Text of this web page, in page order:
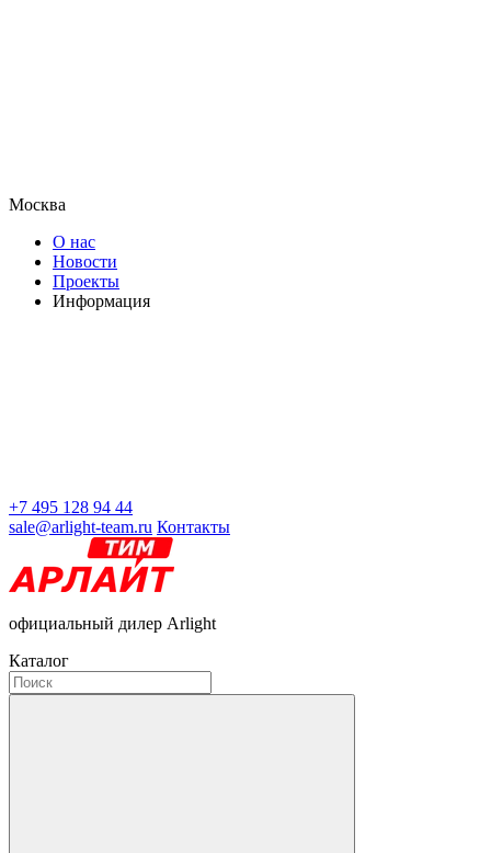
Москва
О нас
Новости
Проекты
Информация
+7 495 128 94 44
sale@arlight-team.ru Контакты
официальный дилер Arlight
Каталог